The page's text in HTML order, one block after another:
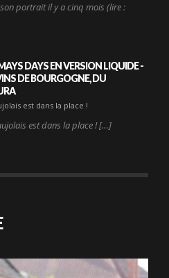
portrait il y a cinq mois (lire :
DAYS EN VERSION LIQUIDE -
DE BOURGOGNE, DU
est dans la place !
est dans la place ! […]